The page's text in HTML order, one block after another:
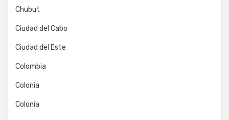
Chubut
Ciudad del Cabo
Ciudad del Este
Colombia
Colonia
Colonia